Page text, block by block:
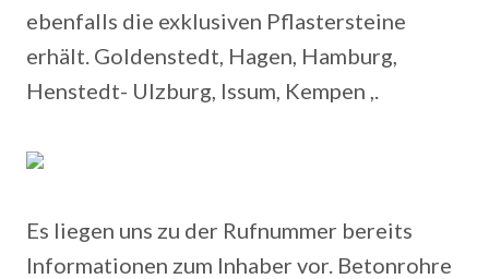
ebenfalls die exklusiven Pflastersteine
erhält. Goldenstedt, Hagen, Hamburg,
Henstedt- Ulzburg, Issum, Kempen ,.
Es liegen uns zu der Rufnummer bereits
Informationen zum Inhaber vor. Betonrohre